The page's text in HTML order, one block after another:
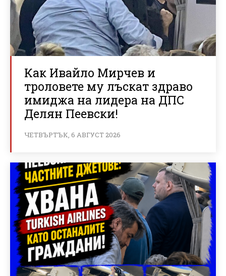
Как Ивайло Мирчев и
троловете му лъскат здраво
имиджа на лидера на ДПС
Делян Пеевски!
ЧЕТВЪРТЪК, 6 АВГУСТ 2026